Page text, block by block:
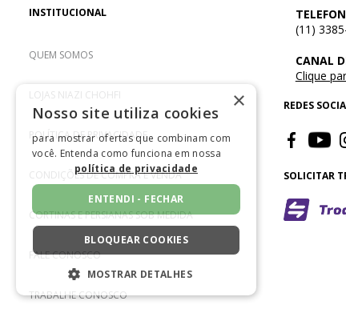
INSTITUCIONAL
QUEM SOMOS
LOJAS NIAZI CHOHFI
POLÍTICA DE PRIVACIDADE
CONDIÇÕES DE COMPRA E VENDA
CORTINAS E PERSIANAS SOB MEDIDA
FALE CONOSCO
TRABALHE CONOSCO
(11)
CANAL
Clique
REDES
SOLICITAR
×
Nosso site utiliza cookies
para mostrar ofertas que combinam com
você. Entenda como funciona em nossa
política de privacidade
ENTENDI - FECHAR
BLOQUEAR COOKIES
MOSTRAR DETALHES
ESTRITAMENTE NECESSÁRIOS